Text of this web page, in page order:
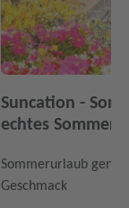
Suncation -
echtes
Sommerurlaub
Geschmack